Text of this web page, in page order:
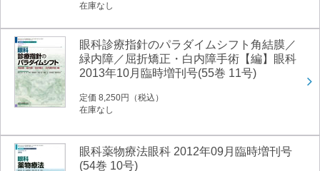
在庫なし
眼科診療指針のパラダイムシフト角結膜／
緑内障／屈折矯正・白内障手術【編】眼科
2013年10月臨時増刊号(55巻 11号)
定価 8,250円（税込）
在庫なし
眼科薬物療法眼科 2012年09月臨時増刊号
(54巻 10号)